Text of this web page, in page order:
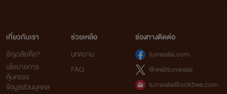
เกี่ยวกับเรา
ธัญวลัยคือ?
นโยบายการ
คุ้มครอง
ข้อมูลส่วนบุคคล
ช่วยเหลือ
บทความ
FAQ
ช่องทางติดต่อ
tunwalai.com
@webtunwalai
tunwalai@ookbee.com